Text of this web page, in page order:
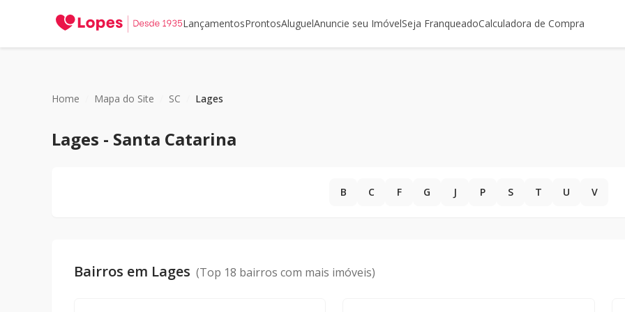
LançamentosProntosAluguelAnuncie seu ImóvelSeja FranqueadoCalculadora de Compra
Home Mapa do Site SC Lages
Lages - Santa Catarina
B C F G J P S T U V
Bairros em Lages (Top 18 bairros com mais imóveis)